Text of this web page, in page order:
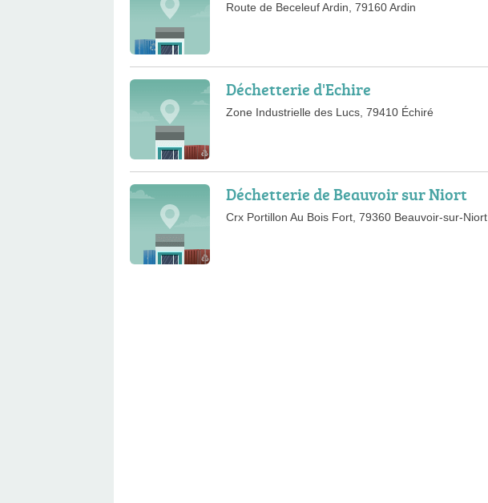
Route de Beceleuf Ardin, 79160 Ardin
Déchetterie d'Echire
Zone Industrielle des Lucs, 79410 Échiré
Déchetterie de Beauvoir sur Niort
Crx Portillon Au Bois Fort, 79360 Beauvoir-sur-Niort